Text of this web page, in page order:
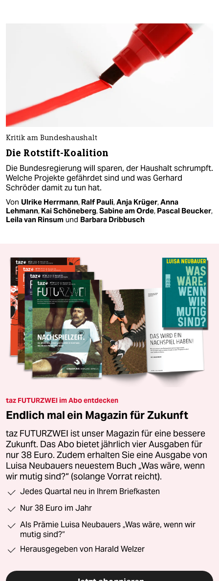
Kritik am Bundeshaushalt
Die Rotstift-Koalition
Die Bundesregierung will sparen, der Haushalt schrumpft.
Welche Projekte gefährdet sind und was Gerhard
Schröder damit zu tun hat.
Von Ulrike Herrmann, Ralf Pauli,Anja Krüger,Anna
Lehmann, Kai Schöneberg,Sabine am Orde, Pascal Beucker,
Leila van Rinsum und Barbara Dribbusch
taz FUTURZWEI im Abo entdecken
Endlich mal ein Magazin für Zukunft
taz FUTURZWEI ist unser Magazin für eine bessere
Zukunft. Das Abo bietet jährlich vier Ausgaben für
nur 38 Euro. Zudem erhalten Sie eine Ausgabe von
Luisa Neubauers neuestem Buch „Was wäre, wenn
wir mutig sind?“ (solange Vorrat reicht).
Jedes Quartal neu in Ihrem Briefkasten
Nur 38 Euro im Jahr
Als Prämie Luisa Neubauers „Was wäre, wenn wir
mutig sind?“
Herausgegeben von Harald Welzer